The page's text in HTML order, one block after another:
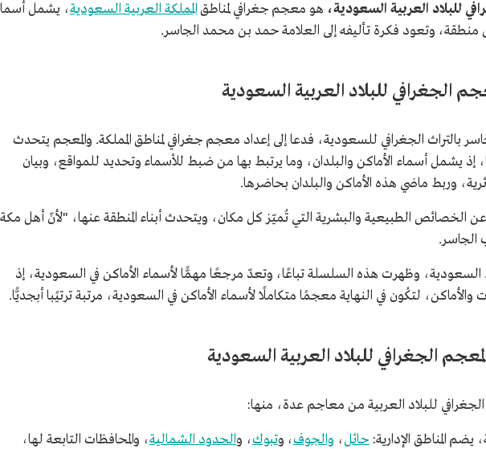
للبلاد العربية السعودية، هو معجم جغرافي لمناطقالمملكة العربية السعودية، يشمل
منطقة، وتعود فكرة تأليفه إلى العلامة حمد بن محمد الجاسر.
الجغرافي للبلاد العربية السعودية
بالتراث الجغرافي للسعودية، فدعا إلى إعداد معجم جغرافي لمناطق المملكة. والمعجم يتحدث
يشمل أسماء الأماكن والبلدان، وما يرتبط بها من ضبط للأسماء وتحديد للمواقع، وبيان
وربط ماضي هذه الأماكن والبلدان بحاضرها.
الخصائص الطبيعية والبشرية التي تُميّز كل مكان، ويتحدث أبناء المنطقة عنها، "لأنّ أهل مكة
الجاسر.
السعودية، وظهرت هذه السلسلة تباعًا، وتعدّ مرجعًا مهمًّا لأسماء الأماكن في السعودية، إذ
لتكُون في النهاية معجمًا متكاملًا لأسماء الأماكن في السعودية، مرتبة ترتيًبا أبجديًّا.
الجغرافي للبلاد العربية السعودية
للبلاد العربية من معاجم عدة، منها:
المناطق الإدارية: حائل، والجوف، وتبوك، والحدود الشمالية، والمحافظات التابعة لها،